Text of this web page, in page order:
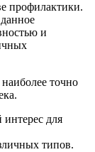
профилактики.
и
точно
для
типов.